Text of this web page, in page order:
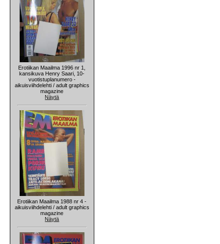
Erotiikan Maailma 1996 nr 1,
kansikuva Henry Saari, 10-
vuotistuplanumero -
aikuisviihdelehti / adult graphics
magazine
Näytä
Erotiikan Maailma 1988 nr 4 -
aikuisviihdelehti / adult graphics
magazine
Näytä